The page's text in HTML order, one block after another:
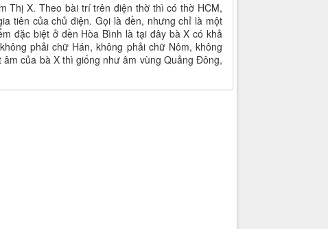
Thị X. Theo bài trí trên điện thờ thì có thờ HCM,
tiên của chủ điện. Gọi là đền, nhưng chỉ là một
đặc biệt ở đền Hòa Bình là tại đây bà X có khả
phải chữ Hán, không phải chữ Nôm, không
của bà X thì giống như âm vùng Quảng Đông,